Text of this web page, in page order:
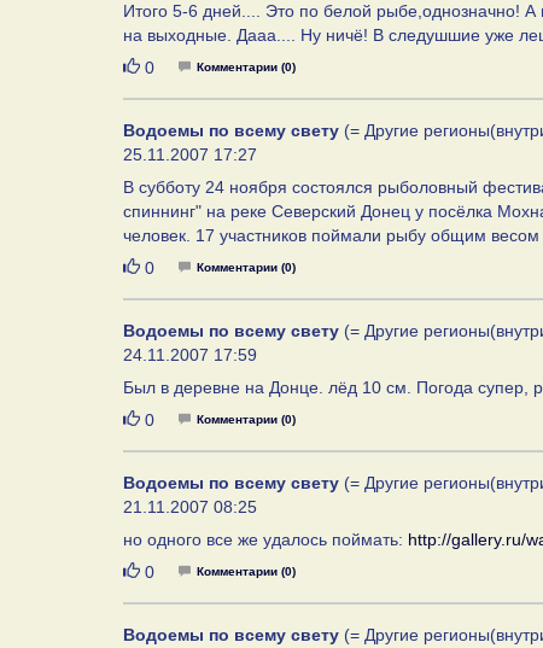
Итого 5-6 дней.... Это по белой рыбе,однозначно!
на выходные. Дааа.... Ну ничё! В следушшие уже
Нравится
0 Комментарии (0)
Водоемы по всему свету (= Другие
25.11.2007 17:27
В субботу 24 ноября состоялся рыболовный
спиннинг" на реке Северский Донец у посёлка
человек. 17 участников поймали рыбу общим
Нравится
0 Комментарии (0)
Водоемы по всему свету (= Другие
24.11.2007 17:59
Был в деревне на Донце. лёд 10 см. Погода супер,
Нравится
0 Комментарии (0)
Водоемы по всему свету (= Другие
21.11.2007 08:25
но одного все же удалось поймать: http://gallery.ru/
Нравится
0 Комментарии (0)
Водоемы по всему свету (= Другие